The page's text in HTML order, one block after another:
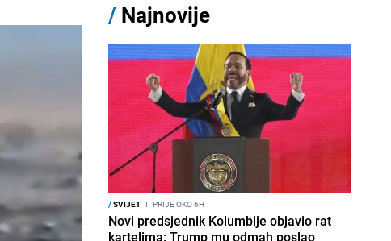
/ Najnovije
/SVIJET I PRIJE OKO 6H
Novi predsjednik Kolumbije objavio rat
kartelima: Trump mu odmah poslao